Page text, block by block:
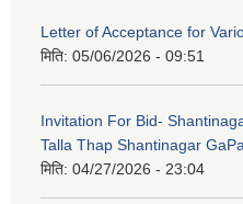
Letter of Acceptance for
मिति: 05/06/2026 - 09:51
Invitation For Bid-
Talla Thap Shantinagar
मिति: 04/27/2026 - 23:04